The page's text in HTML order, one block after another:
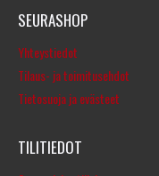
SEURASHOP
Yhteystiedot
Tilaus- ja toimitusehdot
Tietosuoja ja evästeet
TILITIEDOT